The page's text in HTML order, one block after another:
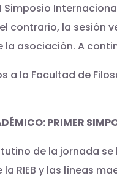
Simposio
contrario, la sesión
la asociación. A
a la Facultad de
PRIMER
de la jornada
RIEB y las líneas